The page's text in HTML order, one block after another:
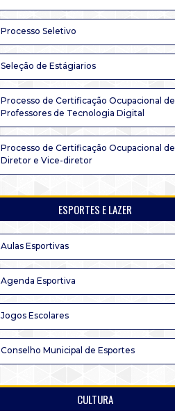
Processo Seletivo
Seleção de Estágiarios
Processo de Certificação Ocupacional de
Professores de Tecnologia Digital
Processo de Certificação Ocupacional de
Diretor e Vice-diretor
ESPORTES E LAZER
Aulas Esportivas
Agenda Esportiva
Jogos Escolares
Conselho Municipal de Esportes
CULTURA